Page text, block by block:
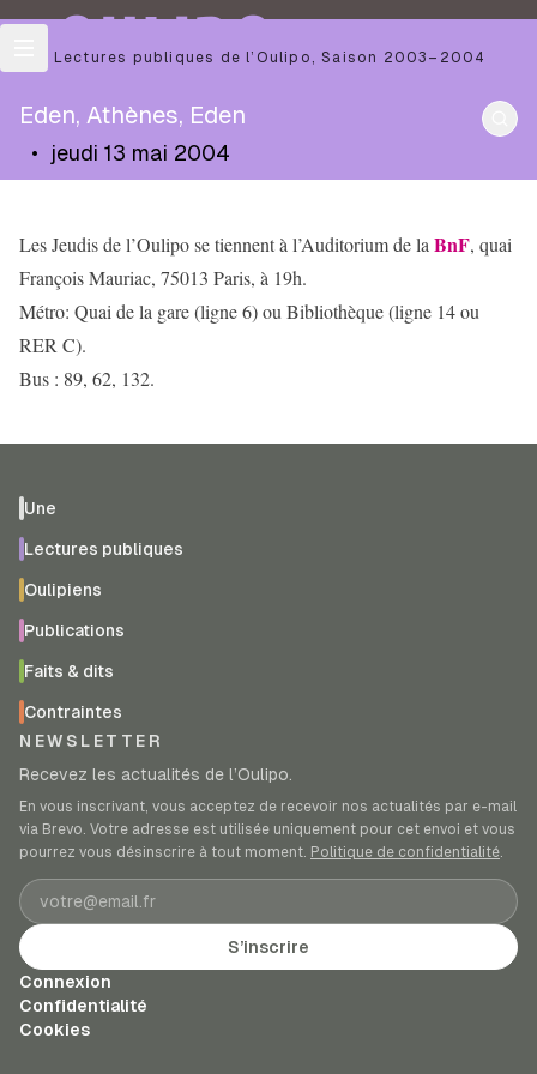
OULIPO
Les Lectures publiques de l’Oulipo ,Saison 2003–2004
Eden, Athènes, Eden
• jeudi 13 mai 2004
Les Jeudis de l’Oulipo se tiennent à l’Auditorium de la BnF, quai
François Mauriac, 75013 Paris, à 19h.
Métro: Quai de la gare (ligne 6) ou Bibliothèque (ligne 14 ou
RER C).
Bus : 89, 62, 132.
Une
Lectures publiques
Oulipiens
Publications
Faits & dits
Contraintes
NEWSLETTER
Recevez les actualités de l’Oulipo.
En vous inscrivant, vous acceptez de recevoir nos actualités par e-mail
via Brevo. Votre adresse est utilisée uniquement pour cet envoi et vous
pourrez vous désinscrire à tout moment. Politique de confidentialité.
Adresse e-mail
S’inscrire
Connexion
Confidentialité
Cookies